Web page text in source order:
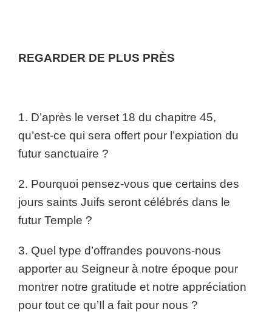
REGARDER DE PLUS PRÈS
1. D’après le verset 18 du chapitre 45,
qu’est-ce qui sera offert pour l’expiation du
futur sanctuaire ?
2. Pourquoi pensez-vous que certains des
jours saints Juifs seront célébrés dans le
futur Temple ?
3. Quel type d’offrandes pouvons-nous
apporter au Seigneur à notre époque pour
montrer notre gratitude et notre appréciation
pour tout ce qu’Il a fait pour nous ?